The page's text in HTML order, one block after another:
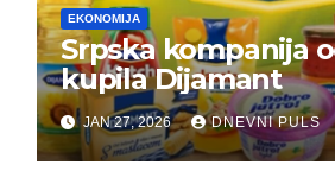
EKONOMIJA
Srpska kompanija
kupila Dijamant
JAN 27, 2026 DNEVNI PULS